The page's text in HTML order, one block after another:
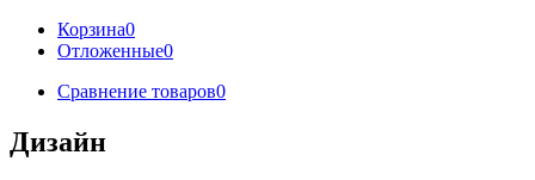
Корзина0
Отложенные0
Сравнение товаров0
Дизайн